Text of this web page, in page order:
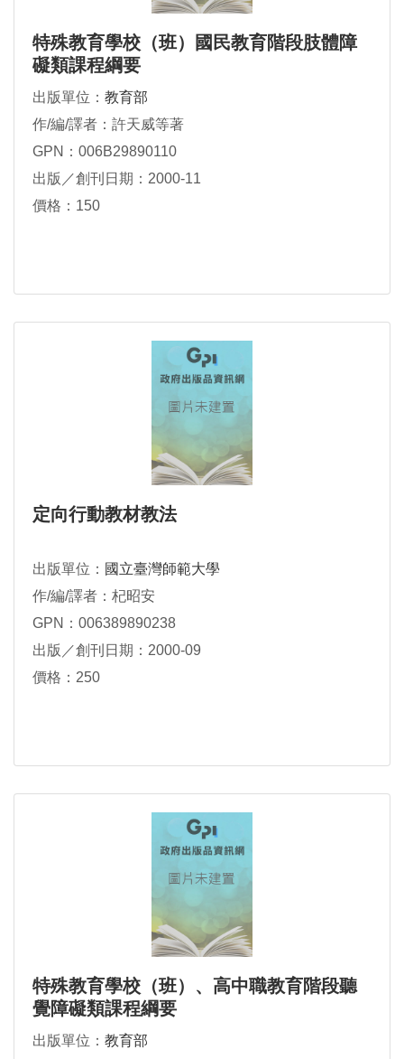
特殊教育學校（班）國民教育階段肢體障
礙類課程綱要
出版單位： 教育部
作/編/譯者：許天威等著
GPN：006B29890110
出版／創刊日期：2000-11
價格：150
定向行動教材教法
出版單位： 國立臺灣師範大學
作/編/譯者：杞昭安
GPN：006389890238
出版／創刊日期：2000-09
價格：250
特殊教育學校（班）、高中職教育階段聽
覺障礙類課程綱要
出版單位： 教育部